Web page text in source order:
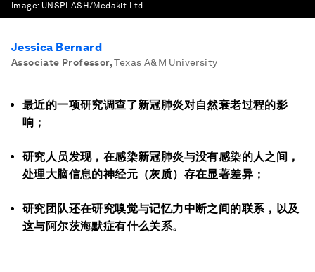
Image: UNSPLASH/Medakit Ltd
Jessica Bernard
Associate Professor, Texas A&M University
最近的一项研究调查了新冠肺炎对自然衰老过程的影
响；
研究人员发现，在感染新冠肺炎与没有感染的人之间，
处理大脑信息的神经元（灰质）存在显著差异；
研究团队还在研究嗅觉与记忆力中断之间的联系，以及
这与阿尔茨海默症有什么关系。